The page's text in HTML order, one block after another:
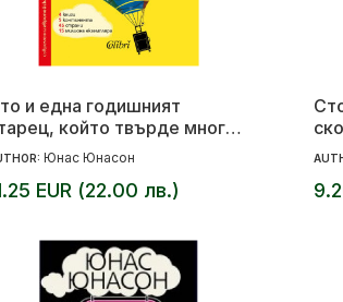
и една годишният
който твърде много
Юнас Юнасон
EUR (22.00 лв.)